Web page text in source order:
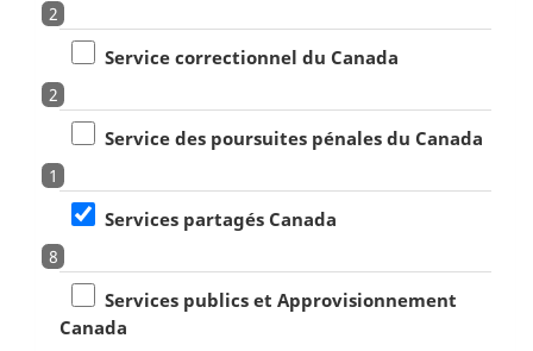
2
Service correctionnel du Canada
2
Service des poursuites pénales du Canada
1
Services partagés Canada
8
Services publics et Approvisionnement
Canada